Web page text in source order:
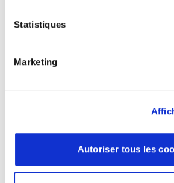
Statistiques
Marketing
Autoriser tous les
Delobel